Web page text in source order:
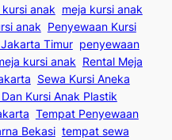
kursi anak meja kursi anak
anak Penyewaan Kursi
Timur penyewaan
kursi anak Rental Meja
Sewa Kursi Aneka
Kursi Anak Plastik
Tempat Penyewaan
Bekasi tempat sewa